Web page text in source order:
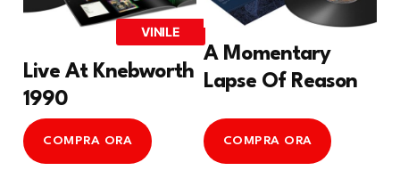
VINILE
Live At Knebworth
1990
COMPRA ORA
A Momentary
Lapse Of Reason
COMPRA ORA